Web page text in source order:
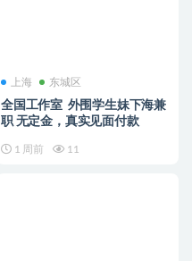
上海 东城区
全国工作室 外围学生妹下海兼
职 无定金，真实见面付款
1 周前 11